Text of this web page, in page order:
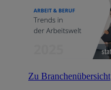
Zu Branchenübersicht